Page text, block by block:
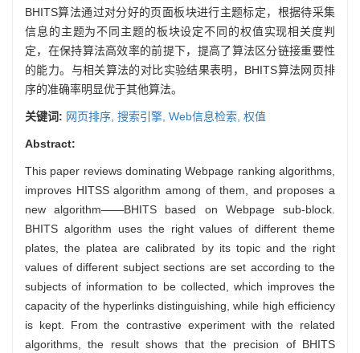
BHITS算法通过对分好的页面板块进行主题标定，根据待采集
信息的主题为不同主题的板块设定不同的权值实现相关度判
定，在保持算法高效率的前提下，提高了算法区分链接重要性
的能力。与相关算法的对比实验结果表明，BHITS算法网页排
序的准确率明显优于其他算法。
关键词: 网页排序, 搜索引擎, Web信息检索, 权值
Abstract:
This paper reviews dominating Webpage ranking algorithms,
improves HITSS algorithm among of them, and proposes a
new algorithm——BHITS based on Webpage sub-block.
BHITS algorithm uses the right values of different theme
plates, the platea are calibrated by its topic and the right
values of different subject sections are set according to the
subjects of information to be collected, which improves the
capacity of the hyperlinks distinguishing, while high efficiency
is kept. From the contrastive experiment with the related
algorithms, the result shows that the precision of BHITS